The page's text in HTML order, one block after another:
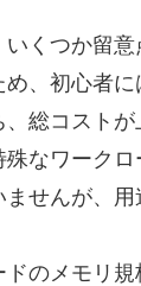
くつか留
、初心者
、総コスト
なワーク
せんが、
のメモリ